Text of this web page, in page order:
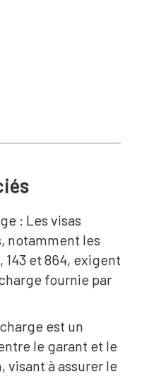
: Les visas
notamment les
et 864, exigent
fournie par
est un
le garant et le
visant à assurer le